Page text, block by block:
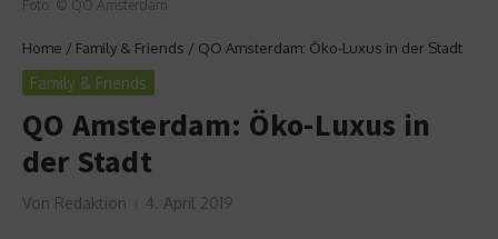
Foto: © QO Amsterdam
Home / Family & Friends / QO Amsterdam: Öko-Luxus in der Stadt
Family & Friends
QO Amsterdam: Öko-Luxus in
der Stadt
Von Redaktion 4. April 2019